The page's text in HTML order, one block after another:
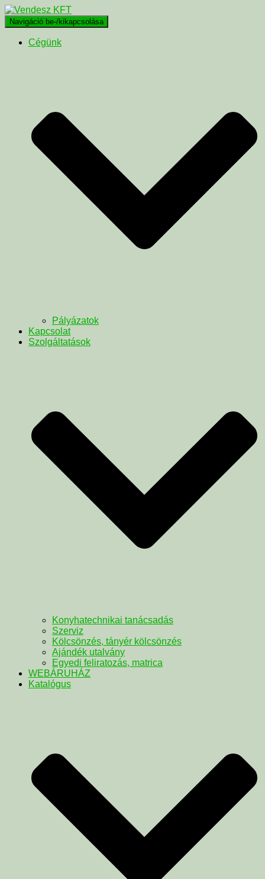
Navigáció be-/kikapcsolása
Cégünk
Pályázatok
Kapcsolat
Szolgáltatások
Konyhatechnikai tanácsadás
Szerviz
Kölcsönzés, tányér kölcsönzés
Ajándék utalvány
Egyedi feliratozás, matrica
WEBÁRUHÁZ
Katalógus